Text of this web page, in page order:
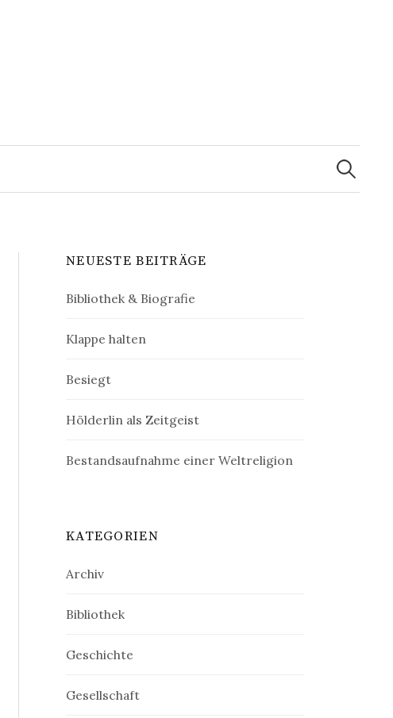
Suchen
nach:
NEUESTE BEITRÄGE
Bibliothek & Biografie
Klappe halten
Besiegt
Hölderlin als Zeitgeist
Bestandsaufnahme einer Weltreligion
KATEGORIEN
Archiv
Bibliothek
Geschichte
Gesellschaft